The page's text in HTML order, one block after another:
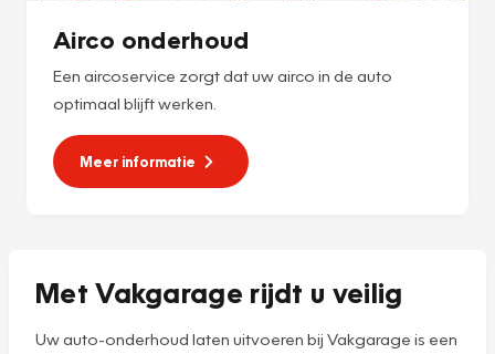
Airco onderhoud
Een aircoservice zorgt dat uw airco in de auto
optimaal blijft werken.
Meer informatie
Met Vakgarage rijdt u veilig
Uw auto-onderhoud laten uitvoeren bij Vakgarage is een